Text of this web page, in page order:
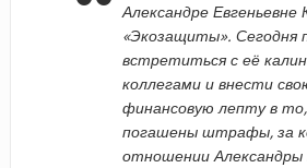
Александре Евгеньевне
«Экозащиты». Сегодня
встретиться с её
коллегами и внести
финансовую лепту в
погашены штрафы, за
отношении Александры